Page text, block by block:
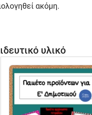
ακόμη.
υλικό